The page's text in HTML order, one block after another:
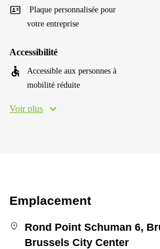
Plaque personnalisée pour
votre entreprise
Accessibilité
Accessible aux personnes à
mobilité réduite
Voir plus
Emplacement
Rond Point Schuman 6,
Brussels City Center